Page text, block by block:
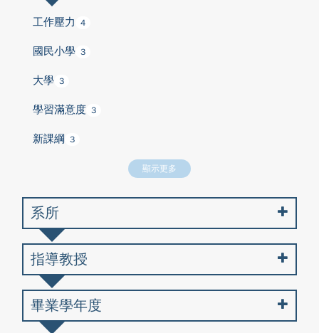
工作壓力 4
國民小學 3
大學 3
學習滿意度 3
新課綱 3
顯示更多
系所
指導教授
畢業學年度